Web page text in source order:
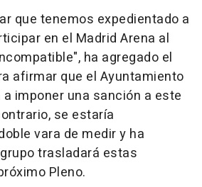
que tenemos expedientado a
en el Madrid Arena al
ha agregado el
afirmar que el Ayuntamiento
imponer una sanción a este
se estaría
vara de medir y ha
trasladará estas
Pleno.